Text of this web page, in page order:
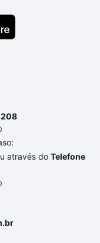
através do Telefone